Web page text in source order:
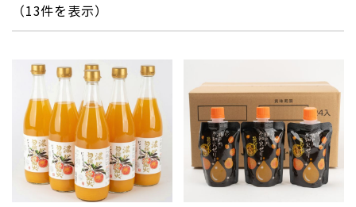
（13件を表示）